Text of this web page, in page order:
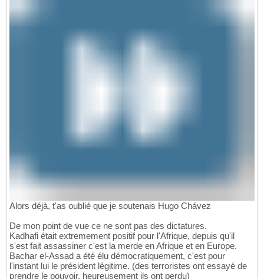
Alors déjà, t'as oublié que je soutenais Hugo Chávez
De mon point de vue ce ne sont pas des dictatures.
Kadhafi était extremement positif pour l'Afrique, depuis qu'il
s'est fait assassiner c'est la merde en Afrique et en Europe.
Bachar el-Assad a été élu démocratiquement, c'est pour
l'instant lui le président légitime. (des terroristes ont essayé de
prendre le pouvoir, heureusement ils ont perdu)